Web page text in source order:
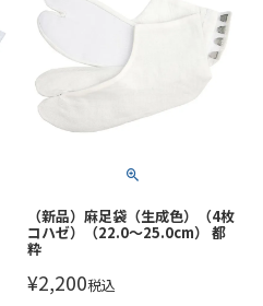
（新品）麻足袋（生成色）（4枚
コハゼ）（22.0～25.0cm） 都
粋
¥2,200税込